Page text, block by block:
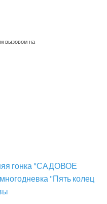
вызовом на